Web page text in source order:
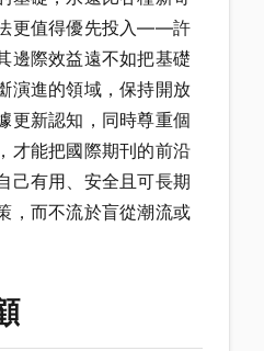
更值得優先投入——許
邊際效益遠不如把基礎
演進的領域，保持開放
更新認知，同時尊重個
才能把國際期刊的前沿
己有用、安全且可長期
，而不流於盲從潮流或